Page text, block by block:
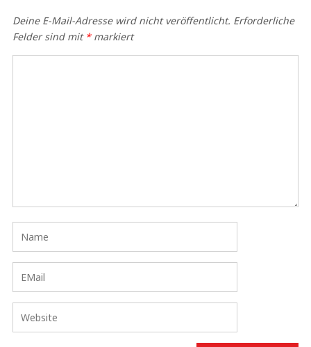
Deine E-Mail-Adresse wird nicht veröffentlicht. Erforderliche
Felder sind mit *markiert